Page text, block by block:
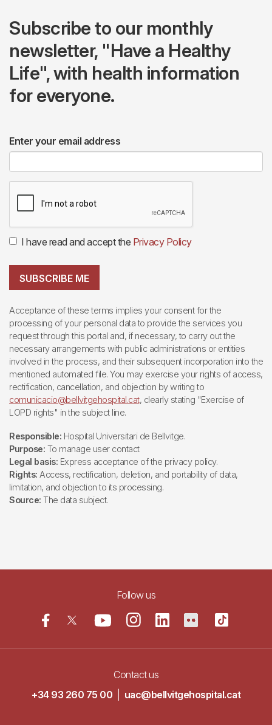
Subscribe to our monthly
newsletter, "Have a Healthy
Life", with health information
for everyone.
Enter your email address
I have read and accept the Privacy Policy
SUBSCRIBE ME
Acceptance of these terms implies your consent for the
processing of your personal data to provide the services you
request through this portal and, if necessary, to carry out the
necessary arrangements with public administrations or entities
involved in the process, and their subsequent incorporation into the
mentioned automated file. You may exercise your rights of access,
rectification, cancellation, and objection by writing to
comunicacio@bellvitgehospital.cat, clearly stating "Exercise of
LOPD rights" in the subject line.
Responsible: Hospital Universitari de Bellvitge.
Purpose: To manage user contact
Legal basis: Express acceptance of the privacy policy.
Rights: Access, rectification, deletion, and portability of data,
limitation, and objection to its processing.
Source: The data subject.
Follow us
Contact us
+34 93 260 75 00
uac@bellvitgehospital.cat